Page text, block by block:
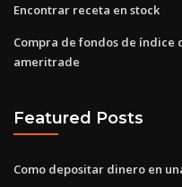
Encontrar receta en stock
Compra de fondos de
ameritrade
Featured Posts
Como depositar dinero en